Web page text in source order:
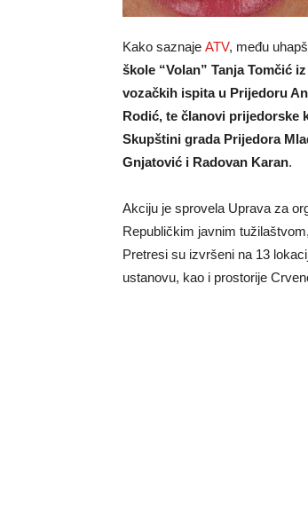
Kako saznaje ATV, među
škole “Volan” Tanja Tomčić
vozačkih ispita u Prijedoru
Rodić, te članovi prijedorske
Skupštini grada Prijedora
Gnjatović i Radovan Karan.
Akciju je sprovela Uprava za
Republičkim javnim
Pretresi su izvršeni na 13
ustanovu, kao i prostorije